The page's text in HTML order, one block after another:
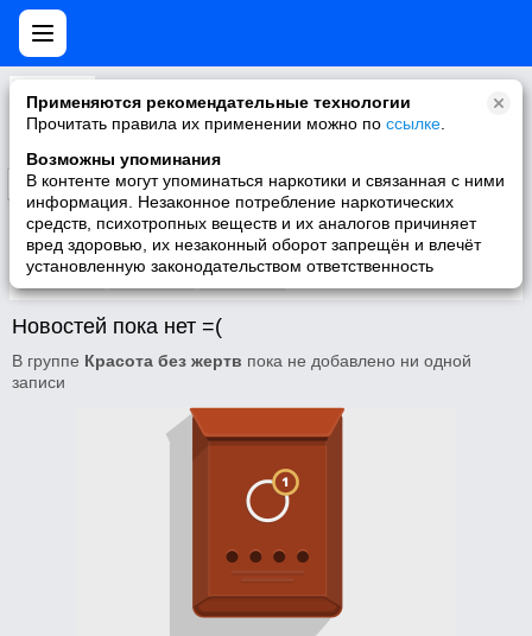
Применяются рекомендательные технологии
Прочитать правила их применении можно по ссылке
Возможны упоминания
В контенте могут упоминаться наркотики и связанная с ними
информация. Незаконное потребление наркотических
средств, психотропных веществ и их аналогов причиняет
вред здоровью, их незаконный оборот запрещён и влечёт
установленную законодательством ответственность
Подписаться
Участники О группе
Новостей пока нет =(
В группе Красота без жертв пока не добавлено ни одной
записи